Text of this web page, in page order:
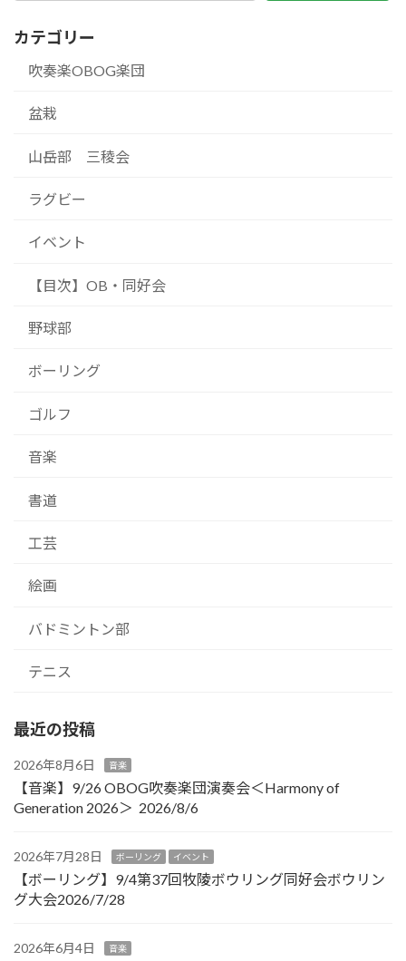
カテゴリー
吹奏楽OBOG楽団
盆栽
山岳部 三稜会
ラグビー
イベント
【目次】OB・同好会
野球部
ボーリング
ゴルフ
音楽
書道
工芸
絵画
バドミントン部
テニス
最近の投稿
2026年8月6日 音楽
【音楽】9/26 OBOG吹奏楽団演奏会＜Harmony of
Generation 2026＞ 2026/8/6
2026年7月28日 ボーリング イベント
【ボーリング】9/4第37回牧陵ボウリング同好会ボウリン
グ大会2026/7/28
2026年6月4日 音楽